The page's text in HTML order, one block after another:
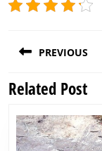
navigation
PREVIOUS
Previous
Related Post